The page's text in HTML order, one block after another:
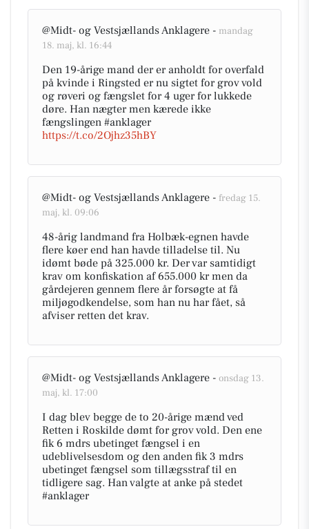
@Midt- og Vestsjællands Anklagere - mandag
18. maj, kl. 16:44
Den 19-årige mand der er anholdt for overfald
på kvinde i Ringsted er nu sigtet for grov vold
og røveri og fængslet for 4 uger for lukkede
døre. Han nægter men kærede ikke
fængslingen #anklager
https://t.co/2Ojhz35hBY
@Midt- og Vestsjællands Anklagere - fredag 15.
maj, kl. 09:06
48-årig landmand fra Holbæk-egnen havde
flere køer end han havde tilladelse til. Nu
idømt bøde på 325.000 kr. Der var samtidigt
krav om konfiskation af 655.000 kr men da
gårdejeren gennem flere år forsøgte at få
miljøgodkendelse, som han nu har fået, så
afviser retten det krav.
@Midt- og Vestsjællands Anklagere - onsdag 13.
maj, kl. 17:00
I dag blev begge de to 20-årige mænd ved
Retten i Roskilde dømt for grov vold. Den ene
fik 6 mdrs ubetinget fængsel i en
udeblivelsesdom og den anden fik 3 mdrs
ubetinget fængsel som tillægsstraf til en
tidligere sag. Han valgte at anke på stedet
#anklager